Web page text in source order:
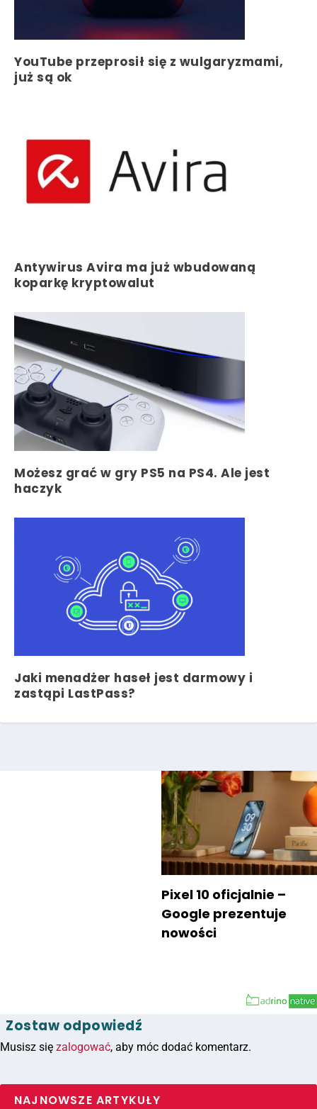
YouTube przeprosił się z wulgaryzmami,
już są ok
Antywirus Avira ma już wbudowaną
koparkę kryptowalut
Możesz grać w gry PS5 na PS4. Ale jest
haczyk
Jaki menadżer haseł jest darmowy i
zastąpi LastPass?
Pixel 10 oficjalnie –
Google prezentuje
nowości
Zostaw odpowiedź
Musisz się zalogować, aby móc dodać komentarz.
NAJNOWSZE ARTYKUŁY